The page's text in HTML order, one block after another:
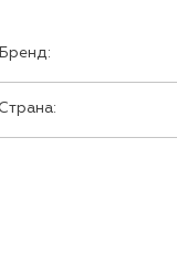
Бренд:
Страна: